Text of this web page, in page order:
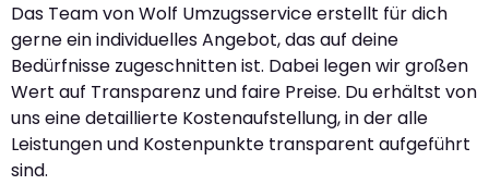
Das Team von Wolf Umzugsservice erstellt für dich
gerne ein individuelles Angebot, das auf deine
Bedürfnisse zugeschnitten ist. Dabei legen wir großen
Wert auf Transparenz und faire Preise. Du erhältst von
uns eine detaillierte Kostenaufstellung, in der alle
Leistungen und Kostenpunkte transparent aufgeführt
sind.